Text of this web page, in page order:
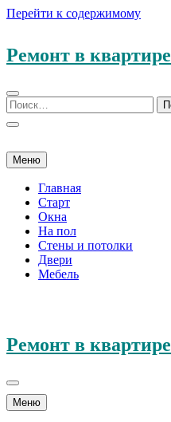
Перейти к содержимому
Ремонт в квартире
Меню
Главная
Старт
Окна
На пол
Стены и потолки
Двери
Мебель
Ремонт в квартире
Меню